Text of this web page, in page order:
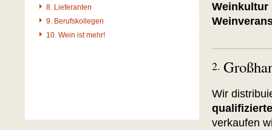
Weinkultur
2.
Wir
verkaufen
8. Lieferanten
9. Berufskollegen
10. Wein ist mehr!